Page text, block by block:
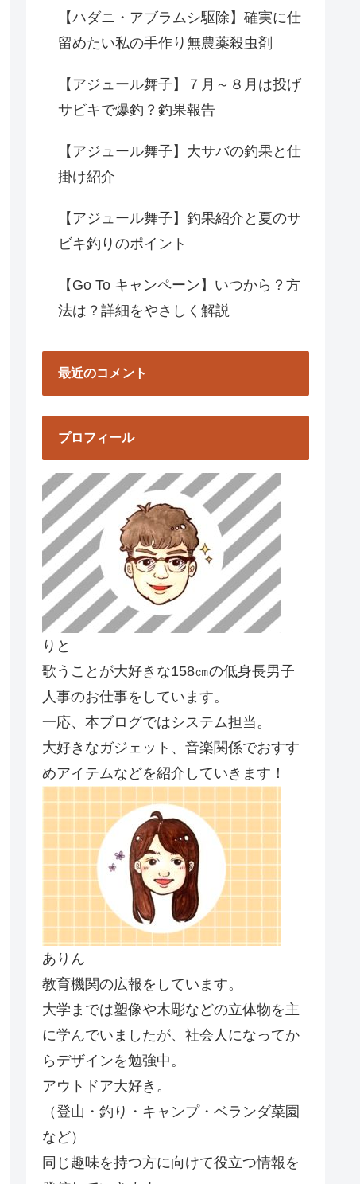
【ハダニ・アブラムシ駆除】確実に仕
留めたい私の手作り無農薬殺虫剤
【アジュール舞子】７月～８月は投げ
サビキで爆釣？釣果報告
【アジュール舞子】大サバの釣果と仕
掛け紹介
【アジュール舞子】釣果紹介と夏のサ
ビキ釣りのポイント
【Go To キャンペーン】いつから？方
法は？詳細をやさしく解説
最近のコメント
プロフィール
りと
歌うことが大好きな158㎝の低身長男子
人事のお仕事をしています。
一応、本ブログではシステム担当。
大好きなガジェット、音楽関係でおすす
めアイテムなどを紹介していきます！
ありん
教育機関の広報をしています。
大学までは塑像や木彫などの立体物を主
に学んでいましたが、社会人になってか
らデザインを勉強中。
アウトドア大好き。
（登山・釣り・キャンプ・ベランダ菜園
など）
同じ趣味を持つ方に向けて役立つ情報を